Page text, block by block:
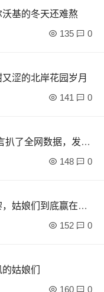
基的冬天还难熬
135 0
涩的北岸花园岁月
141 0
扒了全网数据，发现
148 0
姑娘们到底赢在了
152 0
姑娘们
160 0